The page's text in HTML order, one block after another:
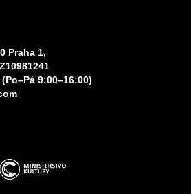
Praha 1,
9:00–16:00)